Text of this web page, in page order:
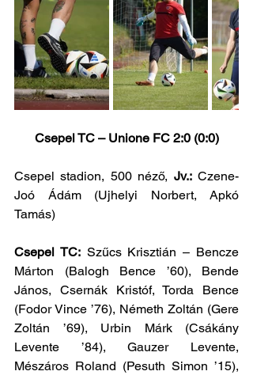
Csepel TC – Unione FC 2:0 (0:0)
Csepel stadion, 500 néző, Jv.: Czene-
Joó Ádám (Ujhelyi Norbert, Apkó
Tamás)
Csepel TC: Szűcs Krisztián – Bencze
Márton (Balogh Bence ’60), Bende
János, Csernák Kristóf, Torda Bence
(Fodor Vince ’76), Németh Zoltán (Gere
Zoltán ’69), Urbin Márk (Csákány
Levente ’84), Gauzer Levente,
Mészáros Roland (Pesuth Simon ’15),